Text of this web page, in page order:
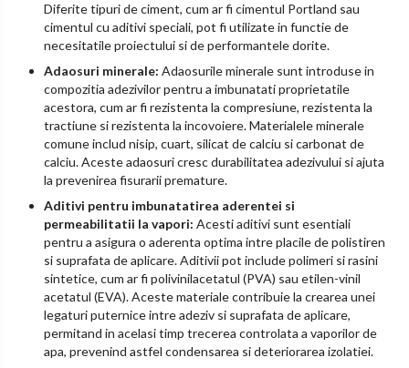
Diferite tipuri de ciment, cum ar fi cimentul Portland sau
cimentul cu aditivi speciali, pot fi utilizate in functie de
necesitatile proiectului si de performantele dorite.
Adaosuri minerale: Adaosurile minerale sunt introduse in
compozitia adezivilor pentru a imbunatati proprietatile
acestora, cum ar fi rezistenta la compresiune, rezistenta la
tractiune si rezistenta la incovoiere. Materialele minerale
comune includ nisip, cuart, silicat de calciu si carbonat de
calciu. Aceste adaosuri cresc durabilitatea adezivului si ajuta
la prevenirea fisurarii premature.
Aditivi pentru imbunatatirea aderentei si
permeabilitatii la vapori: Acesti aditivi sunt esentiali
pentru a asigura o aderenta optima intre placile de polistiren
si suprafata de aplicare. Aditivii pot include polimeri si rasini
sintetice, cum ar fi polivinilacetatul (PVA) sau etilen-vinil
acetatul (EVA). Aceste materiale contribuie la crearea unei
legaturi puternice intre adeziv si suprafata de aplicare,
permitand in acelasi timp trecerea controlata a vaporilor de
apa, prevenind astfel condensarea si deteriorarea izolatiei.